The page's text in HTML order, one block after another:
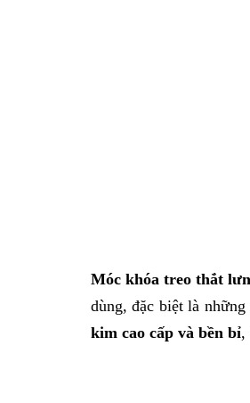
Móc khóa treo thắt
dùng, đặc biệt là
kim cao cấp và bền bỉ,